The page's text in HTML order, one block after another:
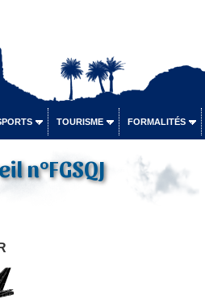
TOURISME FORMALITÉS